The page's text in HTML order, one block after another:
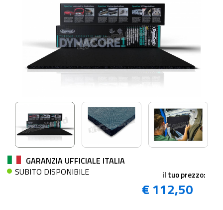
GARANZIA UFFICIALE ITALIA
SUBITO DISPONIBILE
il tuo prezzo:
€ 112,50